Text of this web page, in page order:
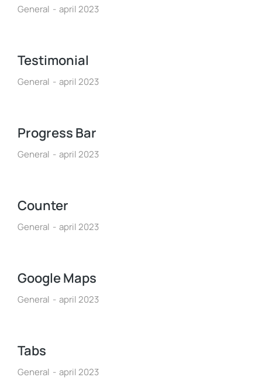
General april 2023
Testimonial
General april 2023
Progress Bar
General april 2023
Counter
General april 2023
Google Maps
General april 2023
Tabs
General april 2023